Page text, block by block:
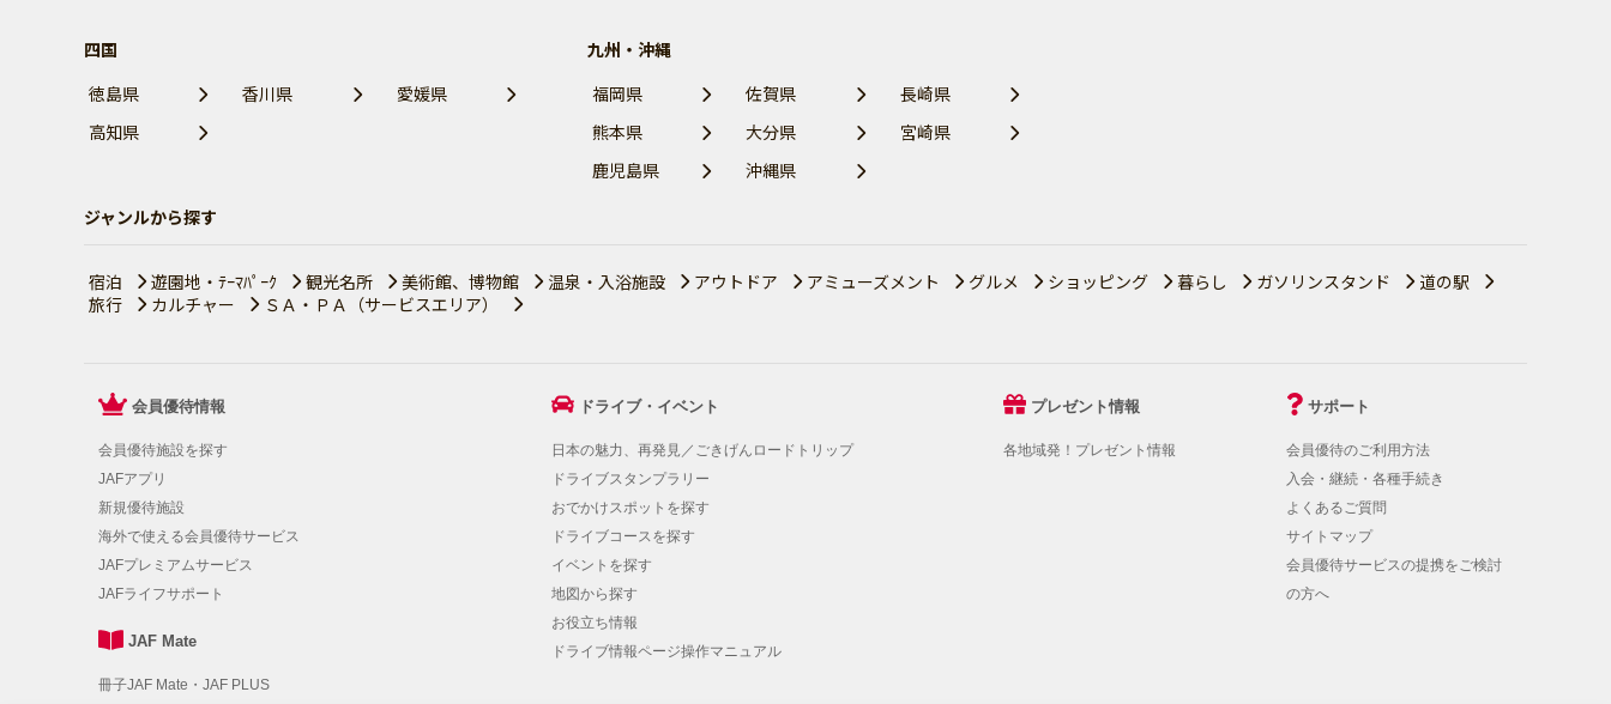
四国
徳島県
香川県
愛媛県
高知県
九州・沖縄
福岡県
佐賀県
長崎県
熊本県
大分県
宮崎県
鹿児島県
沖縄県
ジャンルから探す
宿泊 遊園地・ﾃｰﾏﾊﾟｰｸ 観光名所 美術館、博物館 温泉・入浴施設 アウトドア アミューズメント グルメ ショッピング 暮らし ガソリンスタンド
道の駅
旅行
カルチャー ＳＡ・ＰＡ（サービスエリア）
会員優待情報
会員優待施設を探す
JAFアプリ
新規優待施設
海外で使える会員優待サービス
JAFプレミアムサービス
JAFライフサポート
JAF Mate
冊子JAF Mate・JAF PLUS
ドライブ・イベント
日本の魅力、再発見／ごきげんロードトリップ
ドライブスタンプラリー
おでかけスポットを探す
ドライブコースを探す
イベントを探す
地図から探す
お役立ち情報
ドライブ情報ページ操作マニュアル
プレゼント情報
各地域発！プレゼント情報
サポート
会員優待のご利用方法
入会・継続・各種手続き
よくあるご質問
サイトマップ
会員優待サービスの提携をご検討
の方へ